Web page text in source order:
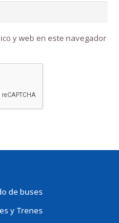
y web en este navegador
de buses
y Trenes